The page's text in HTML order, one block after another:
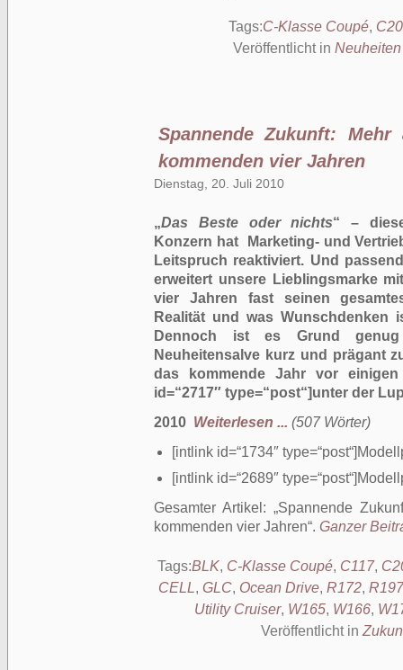
Tags:C-Klasse Coupé,
Veröffentlicht in Neuheiten
Spannende Zukunft:
kommenden vier Jahren
Dienstag, 20. Juli 2010
„Das Beste oder nichts“ –
Konzern hat Marketing- und
Leitspruch reaktiviert. Und
erweitert unsere Lieblingsmarke
vier Jahren fast seinen
Realität und was Wunschdenken
Dennoch ist es Grund
Neuheitensalve kurz und prägant
das kommende Jahr vor
id=“2717″ type=“post“]unter der
2010 Weiterlesen ... (507 Wörter)
[intlink id=“1734″
[intlink id=“2689″
Gesamter Artikel: Spannende
kommenden vier Jahren . Ganzer
Tags:BLK, C-Klasse Coupé, C117,
CELL, GLC, Ocean Drive, R172, R197
Utility Cruiser, W165, W166,
Veröffentlicht in